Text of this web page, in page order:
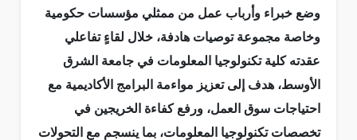
وضع خبراء وأرباب عمل من ممثلي مؤسسات حكومية
وخاصة مجموعة توصيات هادفة، خلال لقاءٍ تفاعلي
عقدته كلية تكنولوجيا المعلومات في جامعة الشرق
الأوسط، هدف إلى تعزيز مواءمة البرامج الأكاديمية مع
احتياجات سوق العمل، ورفع كفاءة الخريجين في
تخصصات تكنولوجيا المعلومات، بما ينسجم مع التحولات